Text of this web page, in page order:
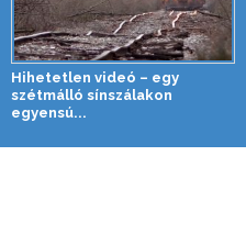
Hihetetlen videó – egy
szétmálló sínszálakon
egyensú...